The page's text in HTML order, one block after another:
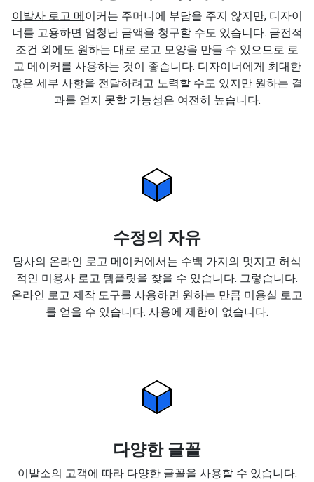
이발사 로고 메이커는 주머니에 부담을 주지 않지만, 디자이
너를 고용하면 엄청난 금액을 청구할 수도 있습니다. 금전적
조건 외에도 원하는 대로 로고 모양을 만들 수 있으므로 로
고 메이커를 사용하는 것이 좋습니다. 디자이너에게 최대한
많은 세부 사항을 전달하려고 노력할 수도 있지만 원하는 결
과를 얻지 못할 가능성은 여전히 높습니다.
수정의 자유
당사의 온라인 로고 메이커에서는 수백 가지의 멋지고 허식
적인 미용사 로고 템플릿을 찾을 수 있습니다. 그렇습니다.
온라인 로고 제작 도구를 사용하면 원하는 만큼 미용실 로고
를 얻을 수 있습니다. 사용에 제한이 없습니다.
다양한 글꼴
이발소의 고객에 따라 다양한 글꼴을 사용할 수 있습니다.